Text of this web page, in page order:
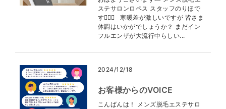
ステサロンロペス スタッフのりほで
す👩🏻‍⚕️ 寒暖差が激しいですが 皆さま
体調はいかがでしょうか？ まだイン
フルエンザが大流行中らしい...
2024/12/18
お客様からのVOICE
こんばんは！ メンズ脱毛エステサロ